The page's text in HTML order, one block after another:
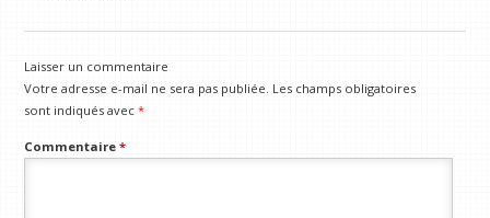
Laisser un commentaire
Votre adresse e-mail ne sera pas publiée. Les champs obligatoires
sont indiqués avec*
Commentaire*